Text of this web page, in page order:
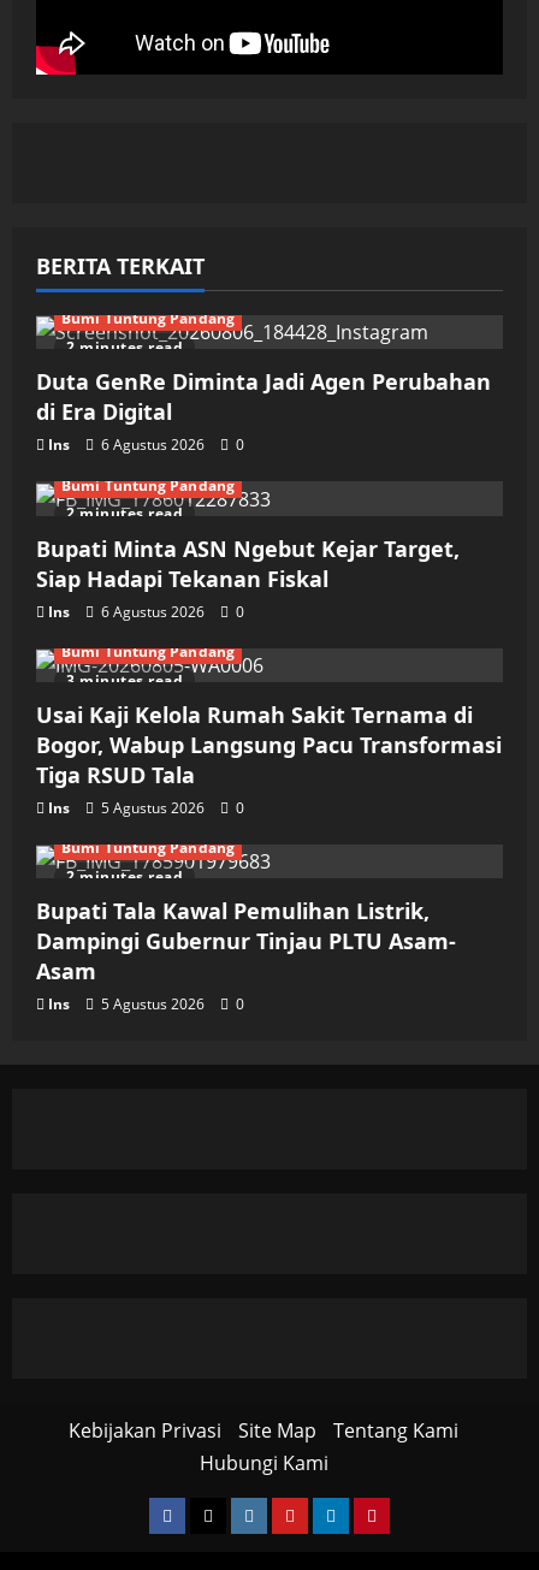
BERITA TERKAIT
2 minutes read
Bumi Tuntung Pandang
Duta GenRe Diminta Jadi Agen Perubahan
di Era Digital
Ins 6 Agustus 2026 0
2 minutes read
Bumi Tuntung Pandang
Bupati Minta ASN Ngebut Kejar Target,
Siap Hadapi Tekanan Fiskal
Ins 6 Agustus 2026 0
3 minutes read
Bumi Tuntung Pandang
Usai Kaji Kelola Rumah Sakit Ternama di
Bogor, Wabup Langsung Pacu Transformasi
Tiga RSUD Tala
Ins 5 Agustus 2026 0
2 minutes read
Bumi Tuntung Pandang
Bupati Tala Kawal Pemulihan Listrik,
Dampingi Gubernur Tinjau PLTU Asam-
Asam
Ins 5 Agustus 2026 0
Kebijakan Privasi Site Map
Tentang Kami
Hubungi Kami
Facebook
TwitterInstagram
YouTubeLinkedInPinterest